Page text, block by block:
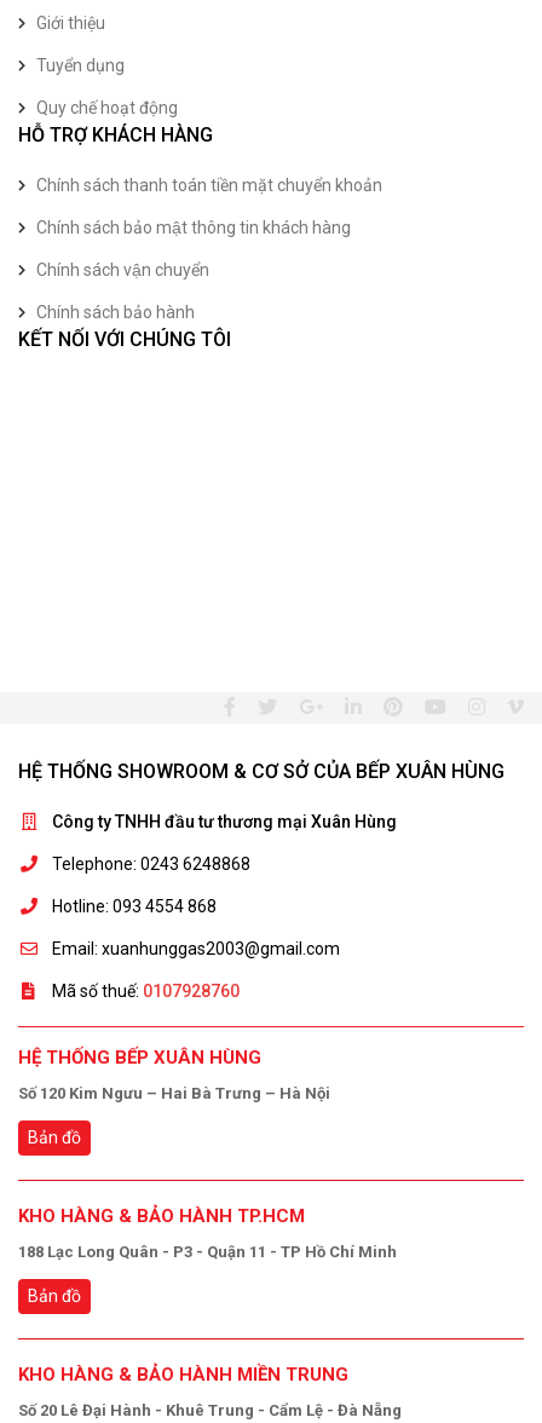
Giới thiệu
Tuyển dụng
Quy chế hoạt động
HỖ TRỢ KHÁCH HÀNG
Chính sách thanh toán tiền mặt chuyển khoản
Chính sách bảo mật thông tin khách hàng
Chính sách vận chuyển
Chính sách bảo hành
KẾT NỐI VỚI CHÚNG TÔI
HỆ THỐNG SHOWROOM & CƠ SỞ CỦA BẾP XUÂN HÙNG
Công ty TNHH đầu tư thương mại Xuân Hùng
Telephone: 0243 6248868
Hotline: 093 4554 868
Email: xuanhunggas2003@gmail.com
Mã số thuế: 0107928760
HỆ THỐNG BẾP XUÂN HÙNG
Số 120 Kim Ngưu – Hai Bà Trưng – Hà Nội
Bản đồ
KHO HÀNG & BẢO HÀNH TP.HCM
188 Lạc Long Quân - P3 - Quận 11 - TP Hồ Chí Minh
Bản đồ
KHO HÀNG & BẢO HÀNH MIỀN TRUNG
Số 20 Lê Đại Hành - Khuê Trung - Cẩm Lệ - Đà Nẵng